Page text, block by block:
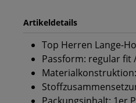
Artikeldetails
Top Herren Lange-
Passform: regular fit
Materialkonstruktion: